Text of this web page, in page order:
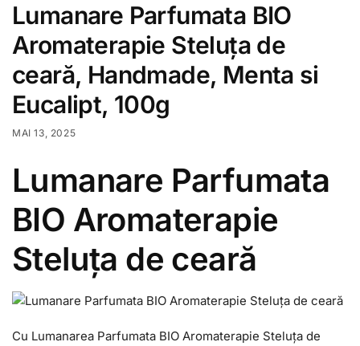
Lumanare Parfumata BIO
Aromaterapie Steluța de
ceară, Handmade, Menta si
Eucalipt, 100g
MAI 13, 2025
Lumanare Parfumata
BIO Aromaterapie
Steluța de ceară
Cu Lumanarea Parfumata BIO Aromaterapie Steluța de